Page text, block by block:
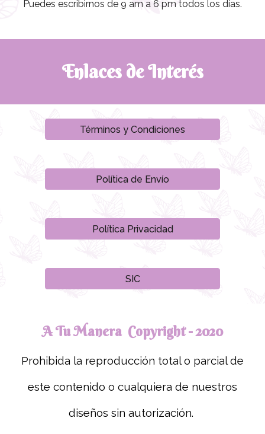
Puedes escribirnos de 9 am a 6 pm todos los días.
Enlaces de Interés
Términos y Condiciones
Política de Envío
Política Privacidad
SIC
A Tu Manera Copyright - 2020
Prohibida la reproducción total o parcial de
este contenido o cualquiera de nuestros
diseños sin autorización.